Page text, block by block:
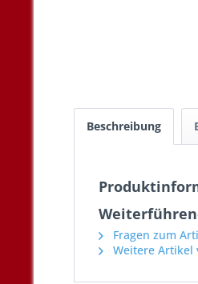
Beschreibung
Fragen zum
Weitere Artikel